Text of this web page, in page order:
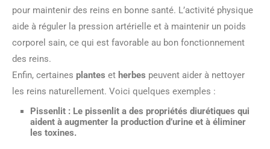
pour maintenir des reins en bonne santé. L’activité physique
aide à réguler la pression artérielle et à maintenir un poids
corporel sain, ce qui est favorable au bon fonctionnement
des reins.
Enfin, certaines plantes et herbes peuvent aider à nettoyer
les reins naturellement. Voici quelques exemples :
Pissenlit : Le pissenlit a des propriétés diurétiques qui
aident à augmenter la production d’urine et à éliminer
les toxines.